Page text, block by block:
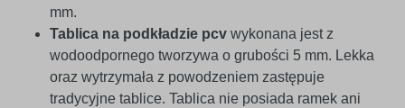
mm.
Tablica na podkładzie pcv wykonana jest z
wodoodpornego tworzywa o grubości 5 mm. Lekka
oraz wytrzymała z powodzeniem zastępuje
tradycyjne tablice. Tablica nie posiada ramek ani